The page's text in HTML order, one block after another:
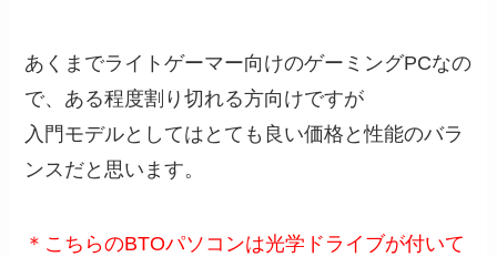
あくまでライトゲーマー向けのゲーミングPCなの
で、ある程度割り切れる方向けですが
入門モデルとしてはとても良い価格と性能のバラ
ンスだと思います。
＊こちらのBTOパソコンは光学ドライブが付いて